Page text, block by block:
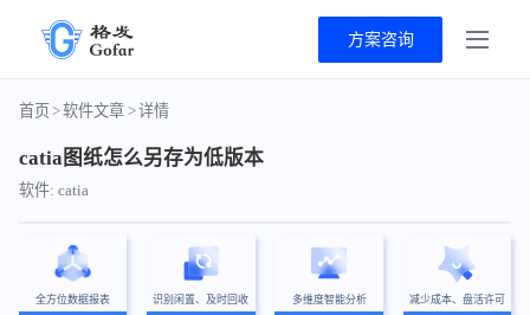
方案咨询
首页>软件文章 >详情
catia图纸怎么另存为低版本
软件: catia
全方位数据报表 识别闲置、及时回收 多维度智能分析 减少成本、盘活许可